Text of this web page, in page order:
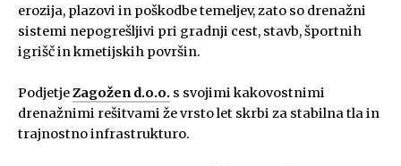
erozija, plazovi in poškodbe temeljev, zato so drenažni
sistemi nepogrešljivi pri gradnji cest, stavb, športnih
igrišč in kmetijskih površin.
PodjetjeZagožen d.o.o. s svojimi kakovostnimi
drenažnimi rešitvami že vrsto let skrbi za stabilna tla in
trajnostno infrastrukturo.